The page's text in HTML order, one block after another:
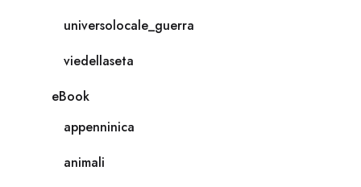
universolocale_guerra
viedellaseta
eBook
appenninica
animali